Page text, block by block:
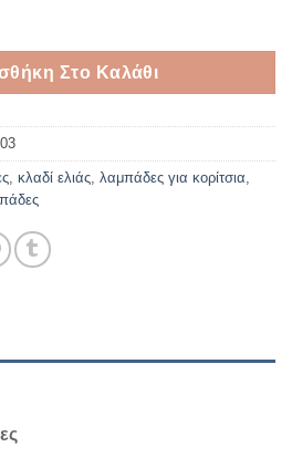
κλαδί ελιάς ποσότητα
Στο Καλάθι
, κλαδί ελιάς, λαμπάδες για κορίτσια,